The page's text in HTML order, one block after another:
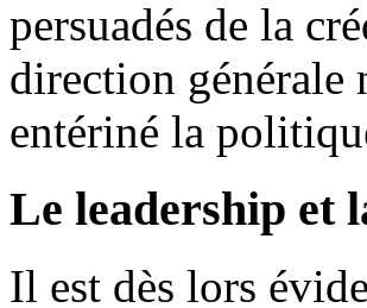
persuadés de la
direction générale
entériné la
Le leadership et
Il est dès lors